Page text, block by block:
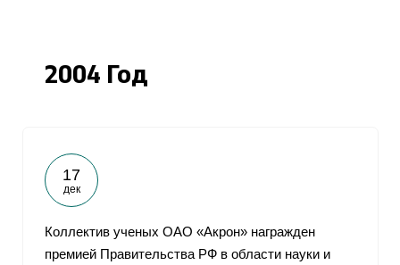
2004 Год
17
дек
Коллектив ученых ОАО «Акрон» награжден
премией Правительства РФ в области науки и